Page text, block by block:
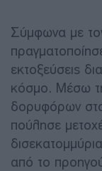
Σύμφωνα με
εκτοξεύσεις
κόσμο. Μέσω
δορυφόρων
πούλησε
από το